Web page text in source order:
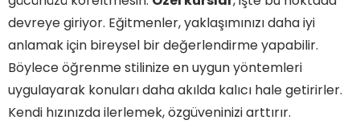
devreye giriyor. Eğitmenler, yaklaşımınızı daha iyi
anlamak için bireysel bir değerlendirme yapabilir.
Böylece öğrenme stilinize en uygun yöntemleri
uygulayarak konuları daha akılda kalıcı hale getirirler.
Kendi hızınızda ilerlemek, özgüveninizi arttırır.